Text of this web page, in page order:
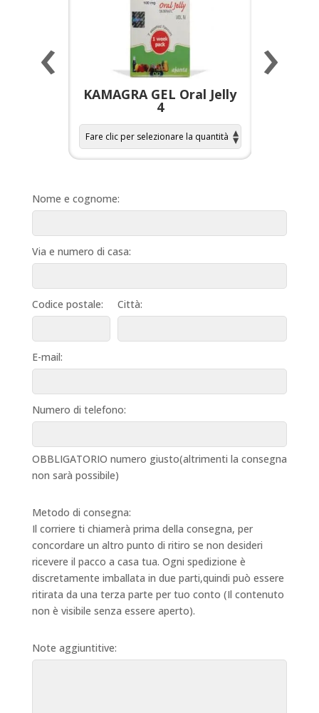
KAMAGRA GEL Oral Jelly
4
‹ ›
Nome e cognome:
Via e numero di casa:
Codice postale: Città:
E-mail:
Numero di telefono:
OBBLIGATORIO numero giusto(altrimenti la consegna
non sarà possibile)
Metodo di consegna:
Il corriere ti chiamerà prima della consegna, per
concordare un altro punto di ritiro se non desideri
ricevere il pacco a casa tua. Ogni spedizione è
discretamente imballata in due parti,quindi può essere
ritirata da una terza parte per tuo conto (Il contenuto
non è visibile senza essere aperto).
Note aggiuntitive: